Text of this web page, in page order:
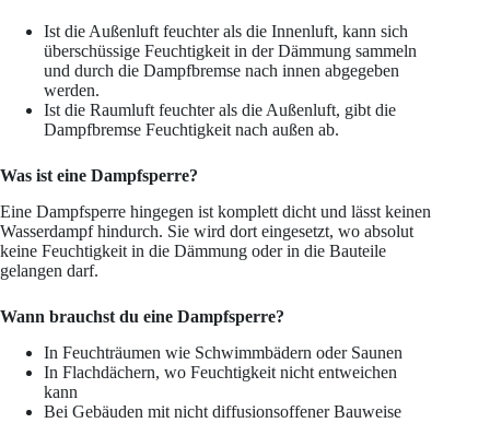
Ist die Außenluft feuchter als die Innenluft, kann sich
überschüssige Feuchtigkeit in der Dämmung sammeln
und durch die Dampfbremse nach innen abgegeben
werden.
Ist die Raumluft feuchter als die Außenluft, gibt die
Dampfbremse Feuchtigkeit nach außen ab.
Was ist eine Dampfsperre?
Eine Dampfsperre hingegen ist komplett dicht und lässt keinen
Wasserdampf hindurch. Sie wird dort eingesetzt, wo absolut
keine Feuchtigkeit in die Dämmung oder in die Bauteile
gelangen darf.
Wann brauchst du eine Dampfsperre?
In Feuchträumen wie Schwimmbädern oder Saunen
In Flachdächern, wo Feuchtigkeit nicht entweichen
kann
Bei Gebäuden mit nicht diffusionsoffener Bauweise